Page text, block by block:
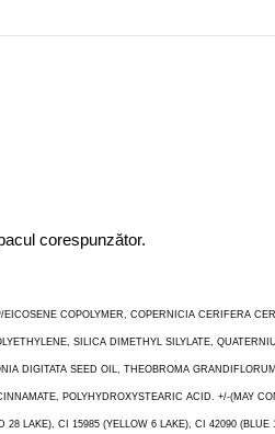
corespunzător.
COPOLYMER, COPERNICIA CERIFERA
SILICA DIMETHYL SILYLATE,
DIGITATA SEED OIL, THEOBROMA
POLYHYDROXYSTEARIC ACID. +/-(MAY
LAKE), CI 15985 (YELLOW 6 LAKE), CI 42090